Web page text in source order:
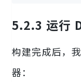
5.2.3 运行
构建完成后，
器：